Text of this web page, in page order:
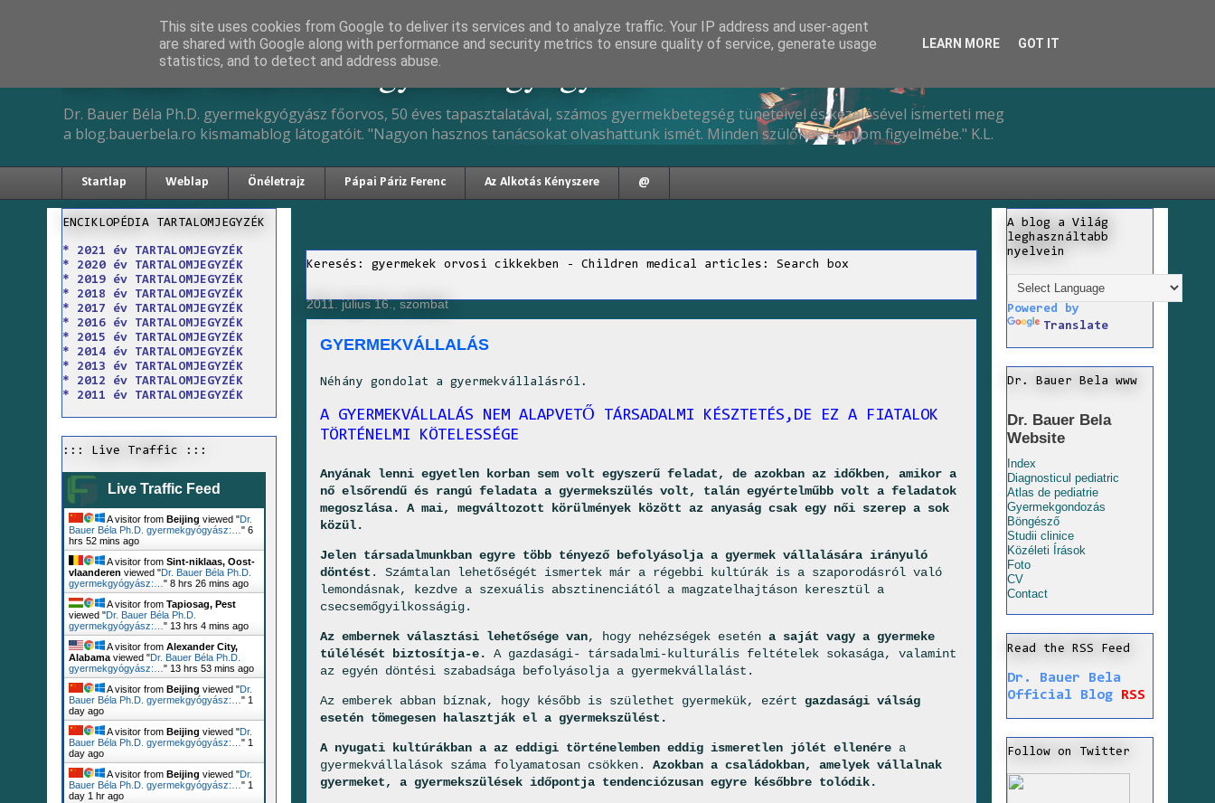
Dr. Bauer Béla Ph.D. gyermekgyógyász
Dr. Bauer Béla Ph.D. gyermekgyógyász főorvos, 50 éves tapasztalatával, számos gyermekbetegség tüneteivel és kezelésével ismerteti meg
a blog.bauerbela.ro kismamablog látogatóit. "Nagyon hasznos tanácsokat olvashattunk ismét. Minden szülőnek ajánlom figyelmébe." K.L.
Startlap Weblap Önéletrajz Pápai Páriz Ferenc Az Alkotás Kényszere @
Keresés: gyermekek orvosi cikkekben - Children medical articles: Search box
2011. július 16., szombat
GYERMEKVÁLLALÁS
Néhány gondolat a gyermekvállalásról.
A GYERMEKVÁLLALÁS NEM ALAPVETŐ TÁRSADALMI KÉSZTETÉS,DE EZ A FIATALOK
TÖRTÉNELMI KÖTELESSÉGE
Anyának lenni egyetlen korban sem volt egyszerű feladat, de azokban az időkben, amikor a
nő elsőrendű és rangú feladata a gyermekszülés volt, talán egyértelműbb volt a feladatok
megoszlása. A mai, megváltozott körülmények között az anyaság csak egy női szerep a sok
közül.
Jelen társadalmunkban egyre több tényező befolyásolja a gyermek vállalására irányuló
döntést . Számtalan lehetőségét ismertek már a régebbi kultúrák is a szaporodásról való
lemondásnak, kezdve a szexuális absztinenciától a magzatelhajtáson keresztül a
csecsemőgyilkosságig.
Az embernek választási lehetősége van, hogy nehézségek esetén a saját vagy a gyermeke
túlélését biztosítja-e.
A gazdasági- társadalmi-kulturális feltételek sokasága, valamint
az egyén döntési szabadsága befolyásolja a gyermekvállalást.
Az emberek abban bíznak, hogy később is születhet gyermekük, ezért gazdasági válság
esetén tömegesen halasztják el a gyermekszülést.
A nyugati kultúrákban a az eddigi történelemben eddig ismeretlen jólét ellenére a
gyermekvállalások száma folyamatosan csökken. Azokban a családokban, amelyek vállalnak
gyermeket, a gyermekszülések időpontja tendenciózusan egyre későbbre tolódik.
ENCIKLOPÉDIA TARTALOMJEGYZÉK
* 2021 év TARTALOMJEGYZÉK
* 2020 év TARTALOMJEGYZÉK
* 2019 év TARTALOMJEGYZÉK
* 2018 év TARTALOMJEGYZÉK
* 2017 év TARTALOMJEGYZÉK
* 2016 év TARTALOMJEGYZÉK
* 2015 év TARTALOMJEGYZÉK
* 2014 év TARTALOMJEGYZÉK
* 2013 év TARTALOMJEGYZÉK
* 2012 év TARTALOMJEGYZÉK
* 2011 év TARTALOMJEGYZÉK
::: Live Traffic :::
Live Traffic Feed
A visitor from Beijing viewed "Dr.
Bauer Béla Ph.D. gyermekgyógyász:… " 6
hrs 52 mins ago
A visitor from Sint-niklaas, Oost-
vlaanderen viewed "Dr. Bauer Béla Ph.D.
gyermekgyógyász:… " 8 hrs 26 mins ago
A visitor from Tapiosag, Pest
viewed "Dr. Bauer Béla Ph.D.
gyermekgyógyász:… " 13 hrs 4 mins ago
A visitor from Alexander City,
Alabama viewed "Dr. Bauer Béla Ph.D.
gyermekgyógyász:… " 13 hrs 53 mins ago
A visitor from Beijing viewed "Dr.
Bauer Béla Ph.D. gyermekgyógyász:… " 1
day ago
A visitor from Beijing viewed "Dr.
Bauer Béla Ph.D. gyermekgyógyász:… " 1
day ago
A visitor from Beijing viewed "Dr.
Bauer Béla Ph.D. gyermekgyógyász:… " 1
day 1 hr ago
A blog a Világ
leghasználtabb
nyelvein
Powered by
Translate
Dr. Bauer Bela www
Dr. Bauer Bela
Website
Index
Diagnosticul pediatric
Atlas de pediatrie
Gyermekgondozás
Böngésző
Studii clinice
Közéleti Írások
Foto
CV
Contact
Read the RSS Feed
Dr. Bauer Bela
Official Blog
RSS
Follow on Twitter
This site uses cookies from Google to deliver its services and to analyze traffic. Your IP address and user-agent
are shared with Google along with performance and security metrics to ensure quality of service, generate usage
statistics, and to detect and address abuse.
LEARN MORE GOT IT